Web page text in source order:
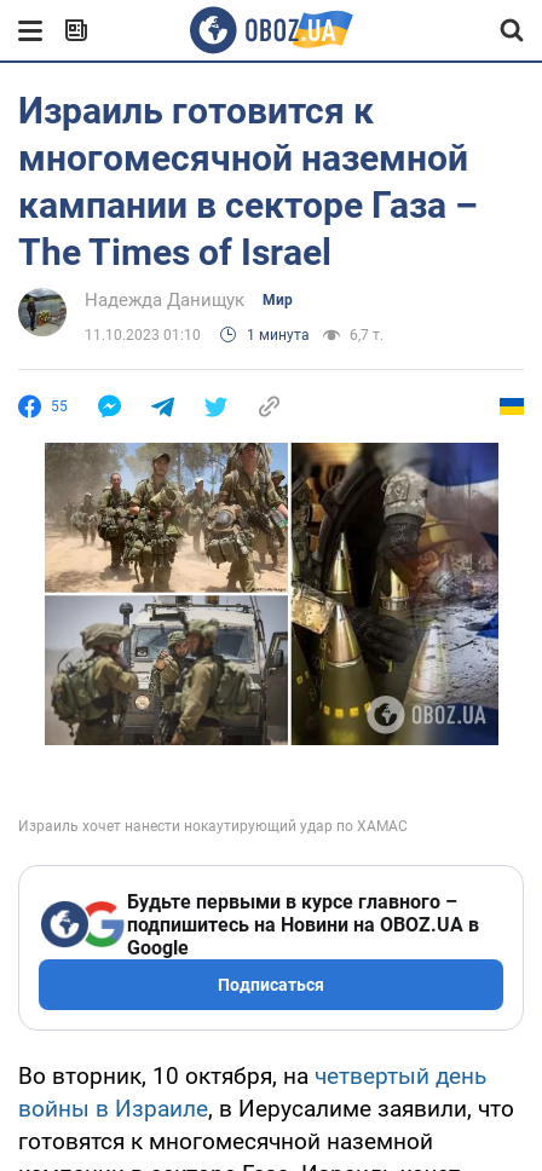
Израиль готовится к
многомесячной наземной
кампании в секторе Газа –
The Times of Israel
Надежда Данищук Мир
11.10.2023 01:10 1 минута 6,7 т.
55
Будьте первыми в курсе главного –
подпишитесь на Новини на OBOZ.UA в
Google
Подписаться
Во вторник, 10 октября, на четвертый день
войны в Израиле, в Иерусалиме заявили, что
готовятся к многомесячной наземной